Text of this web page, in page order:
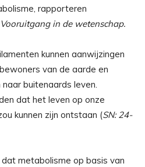
rapporteren
Vooruitgang in de wetenschap.
kunnen aanwijzingen
van de aarde en
buitenaards leven.
dat het leven op onze
kunnen zijn ontstaan ​​(SN: 24-
metabolisme op basis van